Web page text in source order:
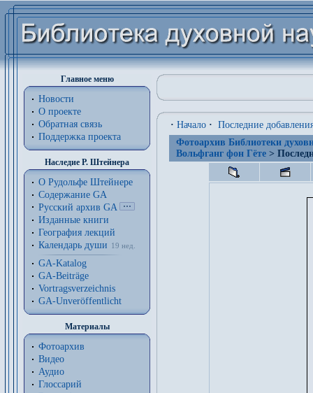
Главное меню
Новости
О проекте
Обратная связь
Поддержка проекта
Наследие Р. Штейнера
О Рудольфе Штейнере
Содержание GA
Русский архив GA
Изданные книги
География лекций
Календарь души
19 нед.
GA-Katalog
GA-Beiträge
Vortragsverzeichnis
GA-Unveröffentlicht
Материалы
Фотоархив
Видео
Аудио
Глоссарий
· Начало · Последние
Фотоархив Библиотеки
Вольфганг фон Гёте >